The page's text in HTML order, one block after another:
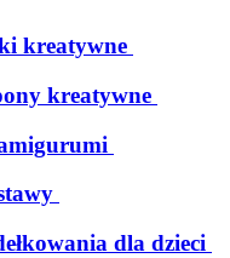
kreatywne
kreatywne
dla dzieci